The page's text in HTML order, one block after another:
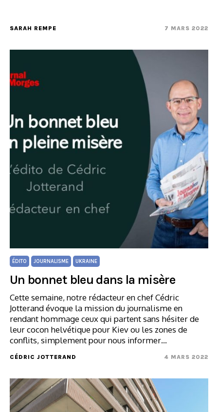
SARAH REMPE 7 MARS 2022
ÉDITO JOURNALISME UKRAINE
Un bonnet bleu dans la misère
Cette semaine, notre rédacteur en chef Cédric
Jotterand évoque la mission du journalisme en
rendant hommage ceux qui partent sans hésiter de
leur cocon helvétique pour Kiev ou les zones de
conflits, simplement pour nous informer…
CÉDRIC JOTTERAND 4 MARS 2022